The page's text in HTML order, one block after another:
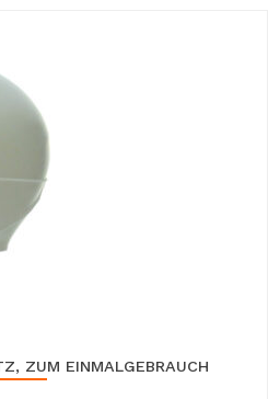
ZUM EINMALGEBRAUCH